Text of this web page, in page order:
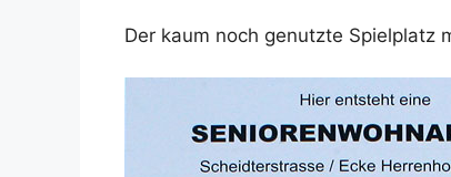
Der kaum noch genutzte Spielplatz